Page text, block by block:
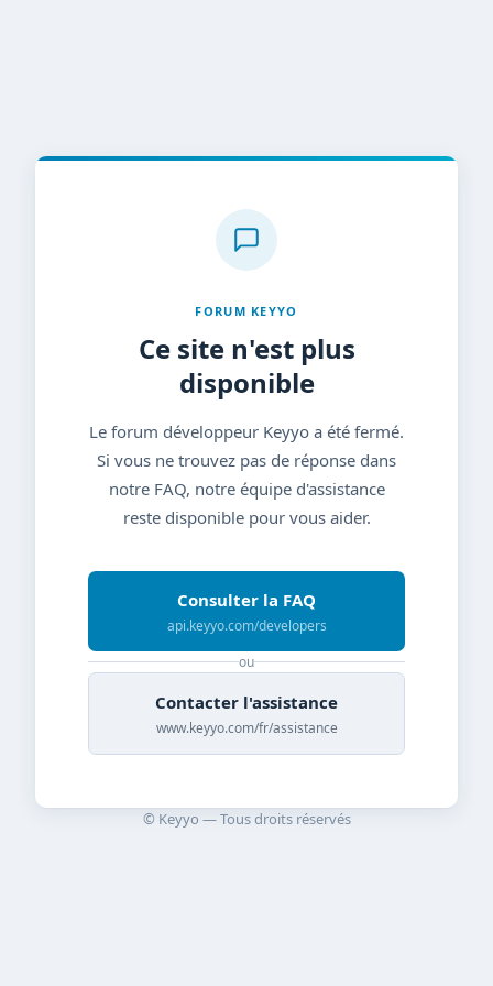
FORUM KEYYO
Ce site n'est plus
disponible
Le forum développeur Keyyo a été fermé.
Si vous ne trouvez pas de réponse dans
notre FAQ, notre équipe d'assistance
reste disponible pour vous aider.
Consulter la FAQ
api.keyyo.com/developers
ou
Contacter l'assistance
www.keyyo.com/fr/assistance
© Keyyo — Tous droits réservés